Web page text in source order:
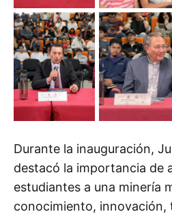
Durante la inauguración,
destacó la importancia de
estudiantes a una minería
conocimiento, innovación,